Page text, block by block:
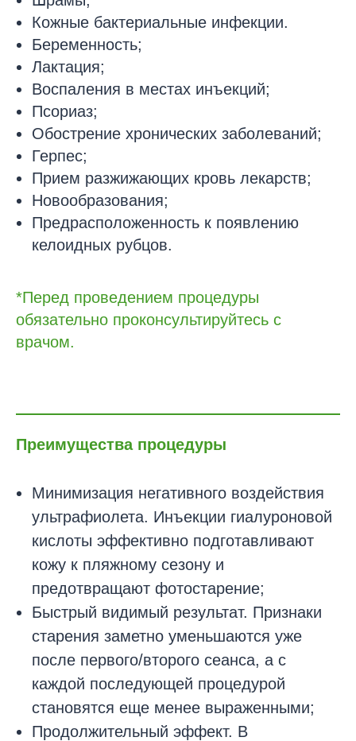
Кожные бактериальные инфекции.
Беременность;
Лактация;
Воспаления в местах инъекций;
Псориаз;
Обострение хронических заболеваний;
Герпес;
Прием разжижающих кровь лекарств;
Новообразования;
Предрасположенность к появлению
келоидных рубцов.
*Перед проведением процедуры
обязательно проконсультируйтесь с
врачом.
Преимущества процедуры
Минимизация негативного воздействия
ультрафиолета. Инъекции гиалуроновой
кислоты эффективно подготавливают
кожу к пляжному сезону и
предотвращают фотостарение;
Быстрый видимый результат. Признаки
старения заметно уменьшаются уже
после первого/второго сеанса, а с
каждой последующей процедурой
становятся еще менее выраженными;
Продолжительный эффект. В